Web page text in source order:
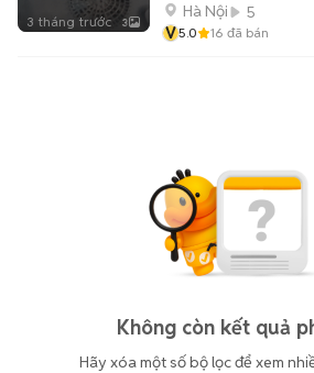
3 tháng trước 3
Hà Nội
5
V5.0 16 đã bán
Không còn kết quả
Hãy xóa một số bộ lọc để xem